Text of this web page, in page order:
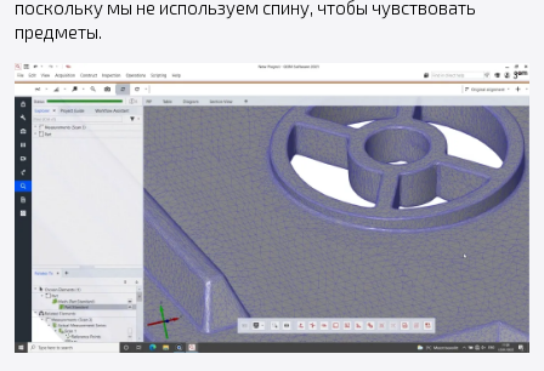
поскольку мы не используем спину, чтобы чувствовать
предметы.